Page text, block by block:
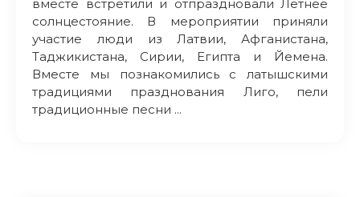
вместе встретили и отпраздновали Летнее
солнцестояние. В мероприятии приняли
участие люди из Латвии, Афганистана,
Таджикистана, Сирии, Египта и Йемена.
Вместе мы познакомились с латышскими
традициями празднования Лиго, пели
традиционные песни ...